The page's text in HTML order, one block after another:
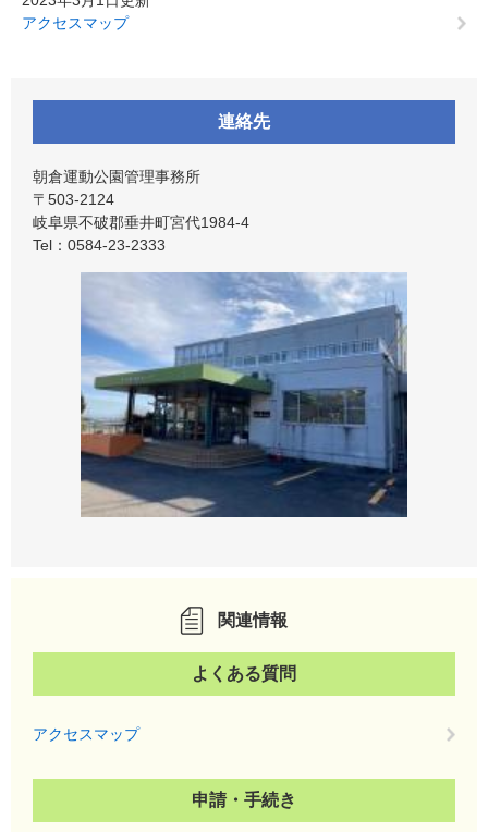
アクセスマップ
連絡先
朝倉運動公園管理事務所
〒503-2124
岐阜県不破郡垂井町宮代1984-4
Tel：0584-23-2333
関連情報
よくある質問
アクセスマップ
申請・手続き